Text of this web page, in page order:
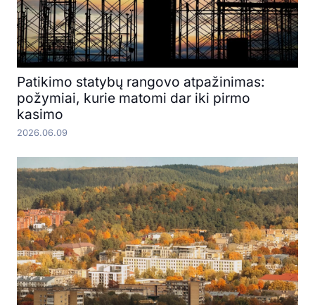
Patikimo statybų rangovo atpažinimas:
požymiai, kurie matomi dar iki pirmo
kasimo
2026.06.09